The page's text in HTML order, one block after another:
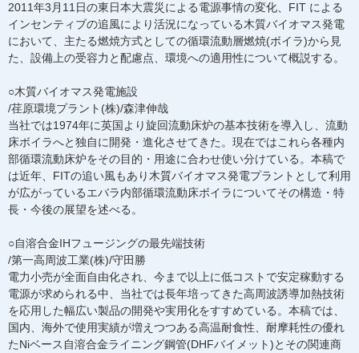
2011年3月11日の東日本大震災による電源事情の変化、FIT による
インセンティブの追風により活況になっている木質バイオマス発電
において、主たる燃焼方式としての循環流動層燃焼(ボイラ)から見
た、設備上の受容力と配慮点、環境への適用性について概説する。
○木質バイオマス発電施設
/荏原環境プラント(株)/森津伸哉
当社では1974年に英国より旋回流動床炉の基本技術を導入し、流動
床ボイラへと独自に開発・進化させてきた。現在ではこれら各種内
部循環流動床炉をその目的・用途に合わせ使い分けている。本稿で
は近年、FITの追い風もあり木質バイオマス発電プラントとして利用
が広がっているエバラ内部循環流動床ボイラについてその構造・特
長・今後の展望を述べる。
○自溶合金IHフュージングの最先端技術
/第一高周波工業(株)/守田勝
電力小売が全面自由化され、今まで以上に低コストで安定稼動する
電源が求められる中、当社では長年培ってきた高周波誘導加熱技術
を応用した幅広い製品の開発や実用化をすすめている。本稿では、
国内、海外で使用実績が増えつつある高温耐食性、耐摩耗性の優れ
たNiベース自溶合金ライニング鋼管(DHFバイメット)とその関連商